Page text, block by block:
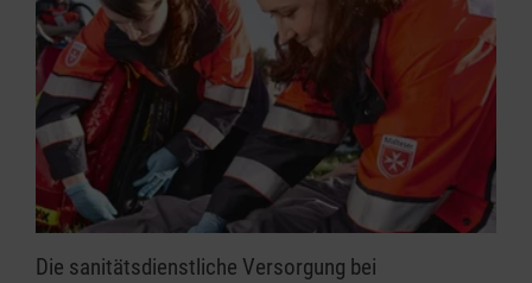
Die sanitätsdienstliche Versorgung bei